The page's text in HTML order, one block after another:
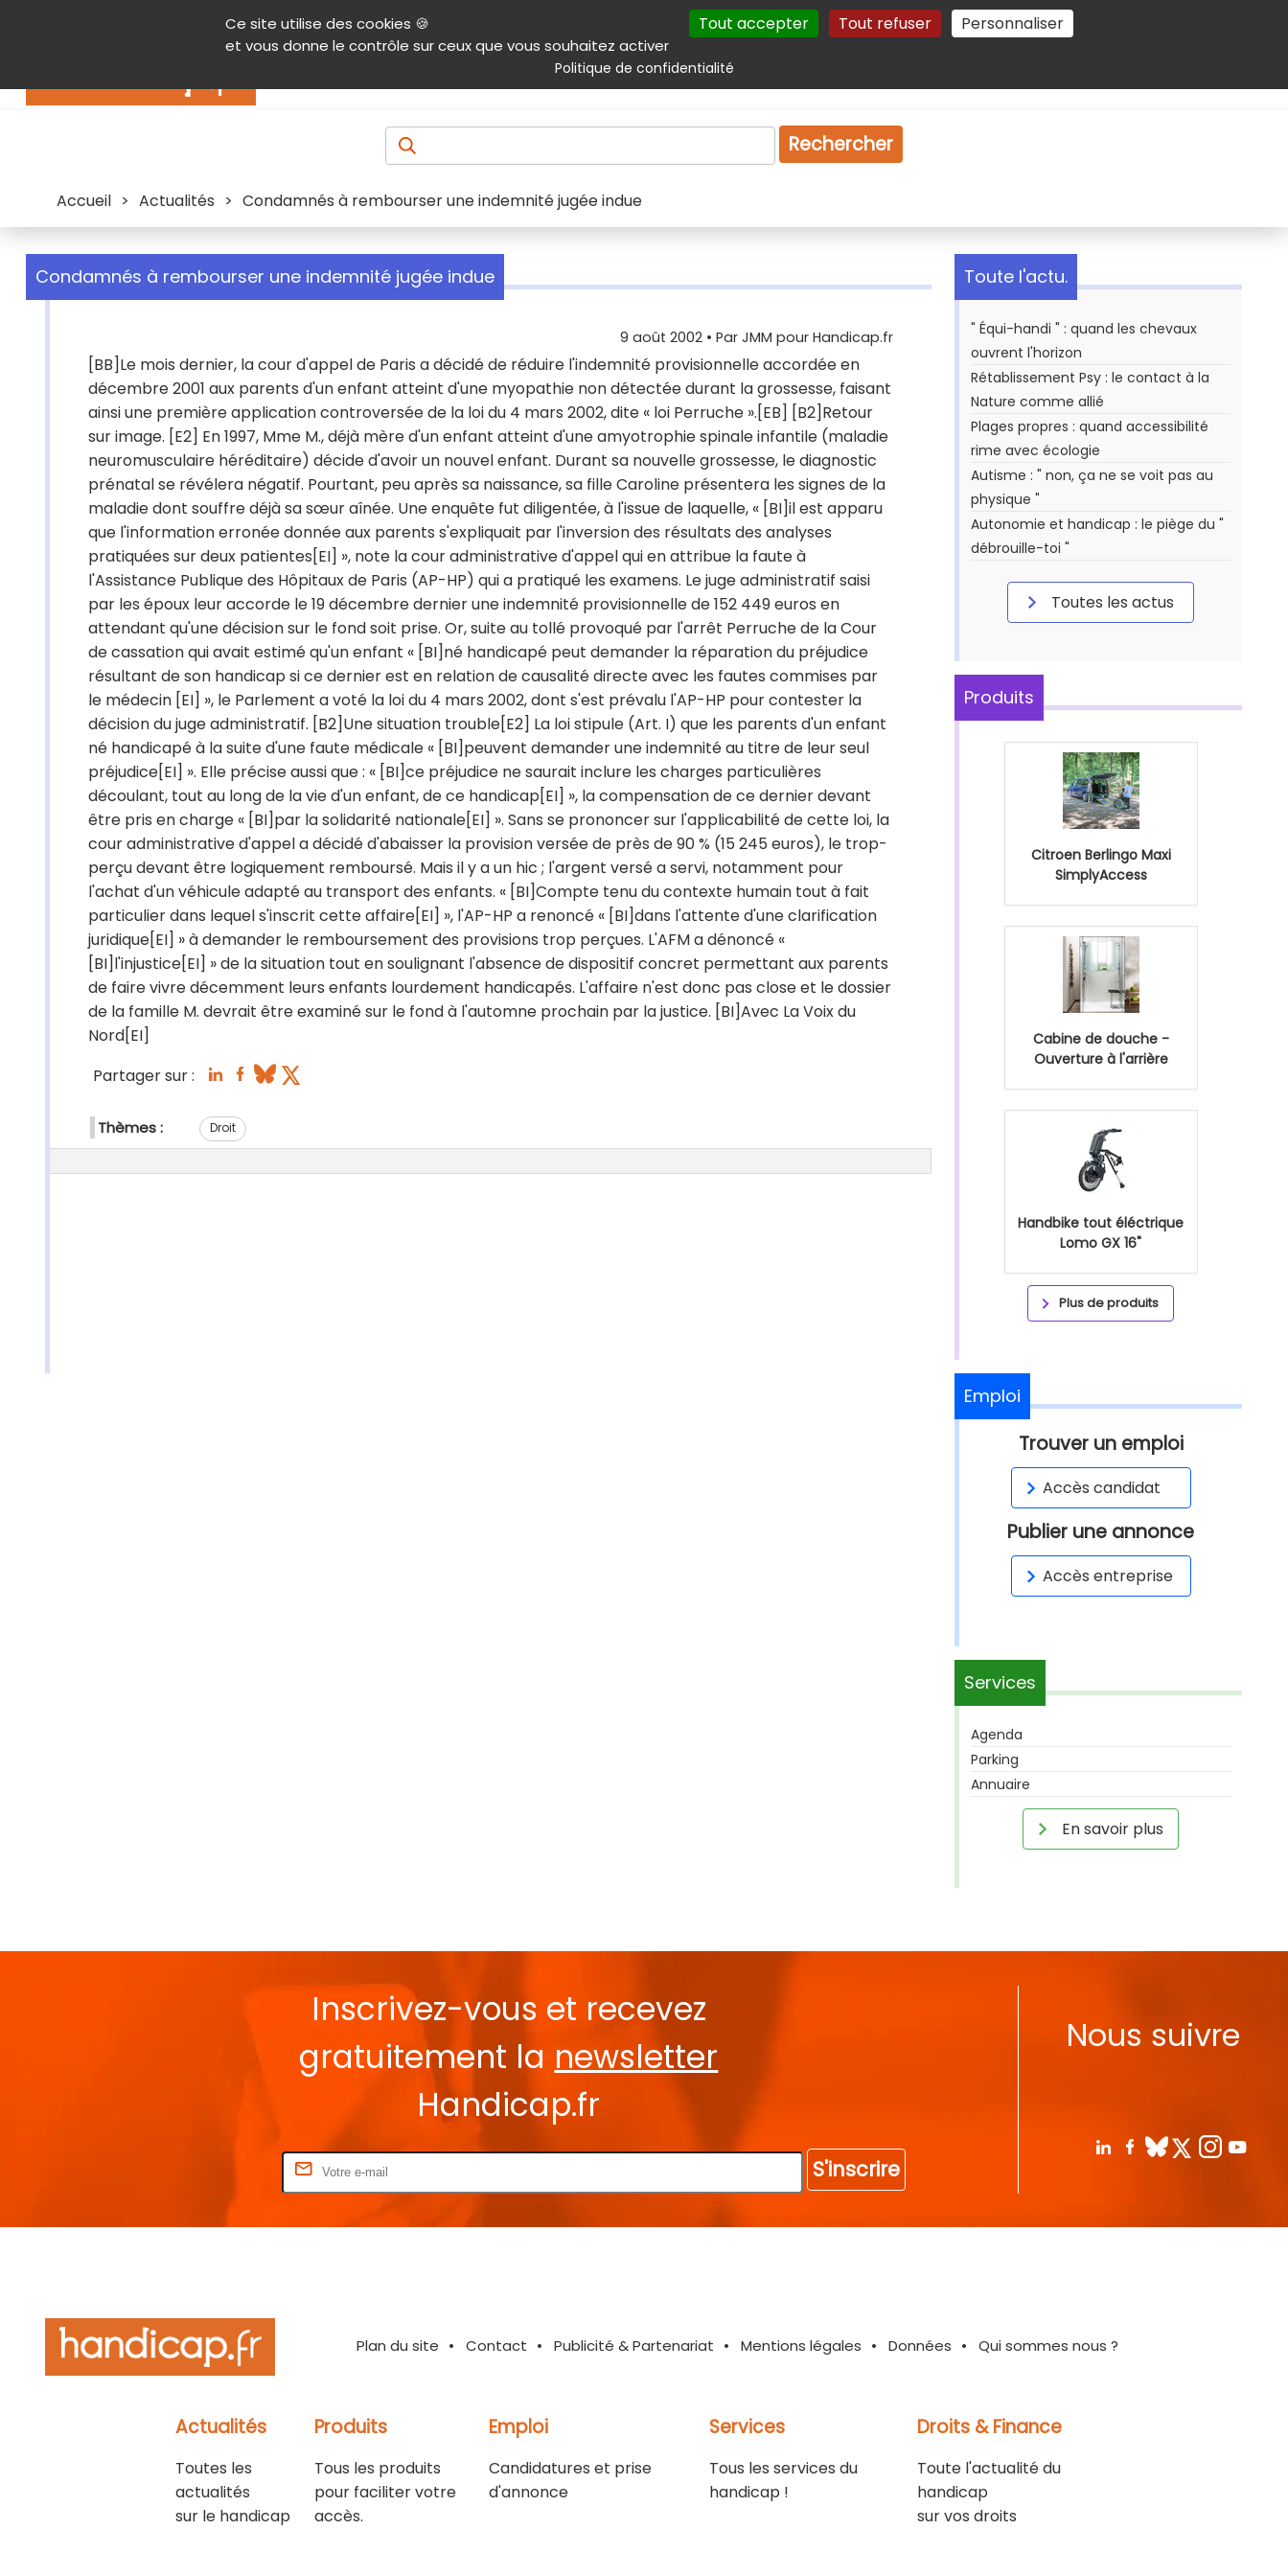
Ce site utilise des cookies 🍪
et vous donne le contrôle sur ceux que vous souhaitez activer
Tout accepter Tout refuser Personnaliser
Politique de confidentialité
Contenu Aide et accessibilité Menu principal Autres services Plan du site Gestion des cookies
Produits & services Emploi Droit
Rechercher
Accueil > Actualités > Condamnés à rembourser une indemnité jugée indue
Condamnés à rembourser une indemnité jugée indue
9 août 2002 • Par JMM pour Handicap.fr
[BB]Le mois dernier, la cour d'appel de Paris a décidé de réduire l'indemnité provisionnelle accordée en
décembre 2001 aux parents d'un enfant atteint d'une myopathie non détectée durant la grossesse, faisant
ainsi une première application controversée de la loi du 4 mars 2002, dite « loi Perruche ».[EB] [B2]Retour
sur image. [E2] En 1997, Mme M., déjà mère d'un enfant atteint d'une amyotrophie spinale infantile (maladie
neuromusculaire héréditaire) décide d'avoir un nouvel enfant. Durant sa nouvelle grossesse, le diagnostic
prénatal se révélera négatif. Pourtant, peu après sa naissance, sa fille Caroline présentera les signes de la
maladie dont souffre déjà sa sœur aînée. Une enquête fut diligentée, à l'issue de laquelle, « [BI]il est apparu
que l'information erronée donnée aux parents s'expliquait par l'inversion des résultats des analyses
pratiquées sur deux patientes[EI] », note la cour administrative d'appel qui en attribue la faute à
l'Assistance Publique des Hôpitaux de Paris (AP-HP) qui a pratiqué les examens. Le juge administratif saisi
par les époux leur accorde le 19 décembre dernier une indemnité provisionnelle de 152 449 euros en
attendant qu'une décision sur le fond soit prise. Or, suite au tollé provoqué par l'arrêt Perruche de la Cour
de cassation qui avait estimé qu'un enfant « [BI]né handicapé peut demander la réparation du préjudice
résultant de son handicap si ce dernier est en relation de causalité directe avec les fautes commises par
le médecin [EI] », le Parlement a voté la loi du 4 mars 2002, dont s'est prévalu l'AP-HP pour contester la
décision du juge administratif. [B2]Une situation trouble[E2] La loi stipule (Art. I) que les parents d'un enfant
né handicapé à la suite d'une faute médicale « [BI]peuvent demander une indemnité au titre de leur seul
préjudice[EI] ». Elle précise aussi que : « [BI]ce préjudice ne saurait inclure les charges particulières
découlant, tout au long de la vie d'un enfant, de ce handicap[EI] », la compensation de ce dernier devant
être pris en charge « [BI]par la solidarité nationale[EI] ». Sans se prononcer sur l'applicabilité de cette loi, la
cour administrative d'appel a décidé d'abaisser la provision versée de près de 90 % (15 245 euros), le trop-
perçu devant être logiquement remboursé. Mais il y a un hic ; l'argent versé a servi, notamment pour
l'achat d'un véhicule adapté au transport des enfants. « [BI]Compte tenu du contexte humain tout à fait
particulier dans lequel s'inscrit cette affaire[EI] », l'AP-HP a renoncé « [BI]dans l'attente d'une clarification
juridique[EI] » à demander le remboursement des provisions trop perçues. L'AFM a dénoncé «
[BI]l'injustice[EI] » de la situation tout en soulignant l'absence de dispositif concret permettant aux parents
de faire vivre décemment leurs enfants lourdement handicapés. L'affaire n'est donc pas close et le dossier
de la famille M. devrait être examiné sur le fond à l'automne prochain par la justice. [BI]Avec La Voix du
Nord[EI]
Partager sur :
Thèmes : Droit
Toute l'actu.
" Équi-handi " : quand les chevaux
ouvrent l'horizon
Rétablissement Psy : le contact à la
Nature comme allié
Plages propres : quand accessibilité
rime avec écologie
Autisme : " non, ça ne se voit pas au
physique "
Autonomie et handicap : le piège du "
débrouille-toi "
Toutes les actus
Produits
Citroen Berlingo Maxi
SimplyAccess
Cabine de douche -
Ouverture à l'arrière
Handbike tout éléctrique
Lomo GX 16"
Plus de produits
Emploi
Trouver un emploi
Accès candidat
Publier une annonce
Accès entreprise
Services
Agenda
Parking
Annuaire
En savoir plus
Inscrivez-vous et recevez
gratuitement la newsletter
Handicap.fr
S'inscrire
Nous suivre
Plan du site Contact Publicité & Partenariat Mentions légales Données Qui sommes nous ?
Actualités
Toutes les
actualités
sur le handicap
Produits
Tous les produits
pour faciliter votre
accès.
Emploi
Candidatures et prise
d'annonce
Services
Tous les services du
handicap !
Droits & Finance
Toute l'actualité du
handicap
sur vos droits